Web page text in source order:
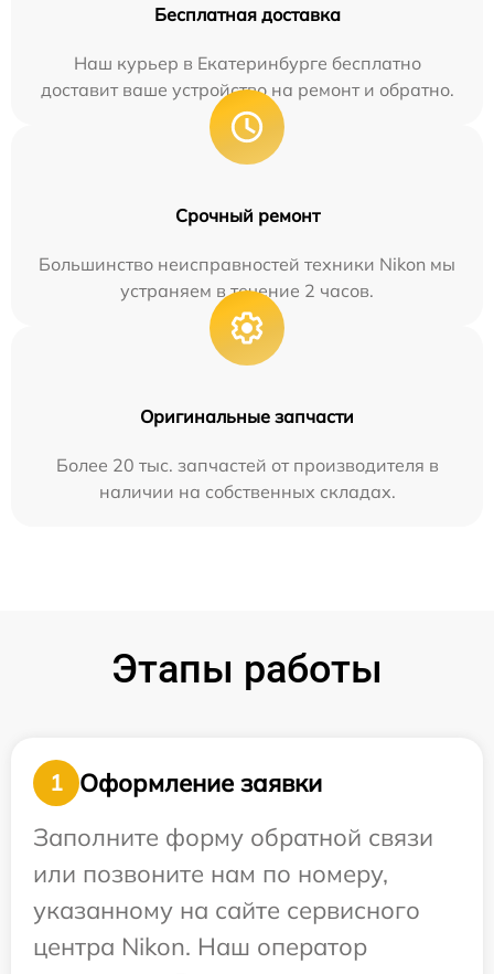
Бесплатная доставка
Наш курьер в Екатеринбурге бесплатно
доставит ваше устройство на ремонт и обратно.
Срочный ремонт
Большинство неисправностей техники Nikon мы
устраняем в течение 2 часов.
Оригинальные запчасти
Более 20 тыс. запчастей от производителя в
наличии на собственных складах.
Этапы работы
1
Оформление заявки
Заполните форму обратной связи
или позвоните нам по номеру,
указанному на сайте сервисного
центра Nikon. Наш оператор